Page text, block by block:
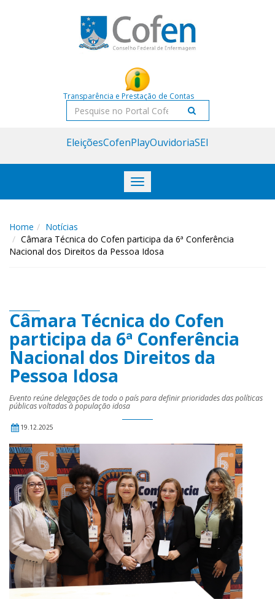
Transparência e Prestação de Contas
Pesquisar
EleiçõesCofenPlayOuvidoriaSEI
Toggle
navigation
Home
Notícias
Câmara Técnica do Cofen participa da 6ª Conferência
Nacional dos Direitos da Pessoa Idosa
Câmara Técnica do Cofen
participa da 6ª Conferência
Nacional dos Direitos da
Pessoa Idosa
Evento reúne delegações de todo o país para definir prioridades das políticas
públicas voltadas à população idosa
19.12.2025